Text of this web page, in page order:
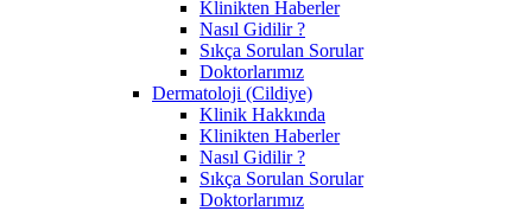
Klinikten Haberler
Nasıl Gidilir ?
Sıkça Sorulan Sorular
Doktorlarımız
Dermatoloji (Cildiye)
Klinik Hakkında
Klinikten Haberler
Nasıl Gidilir ?
Sıkça Sorulan Sorular
Doktorlarımız